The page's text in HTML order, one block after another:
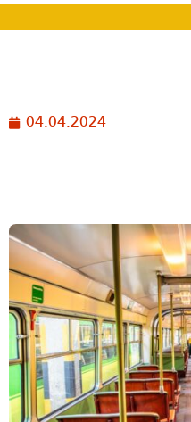
04.04.2024